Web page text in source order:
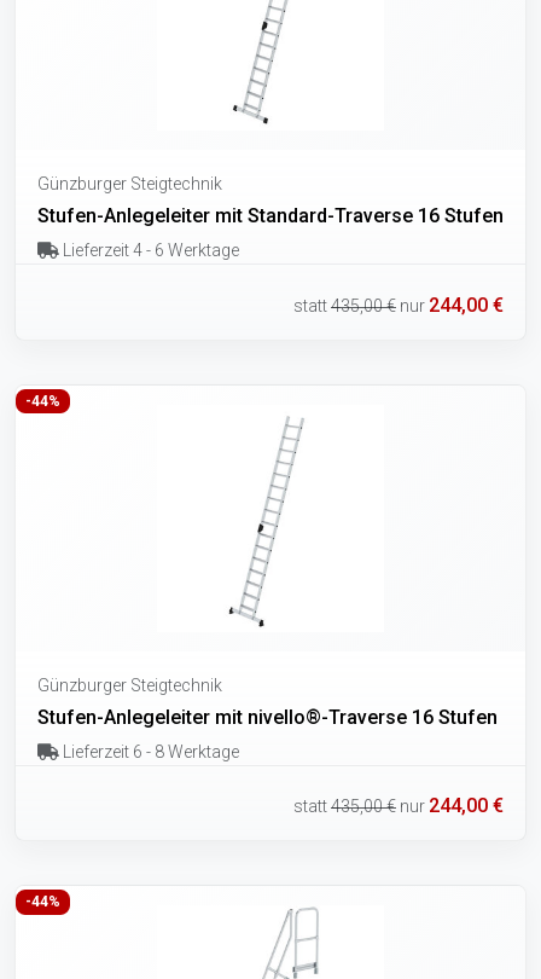
Günzburger Steigtechnik
Stufen-Anlegeleiter mit Standard-Traverse 16 Stufen
Lieferzeit 4 - 6 Werktage
statt435,00 € nur 244,00 €
-44%
Günzburger Steigtechnik
Stufen-Anlegeleiter mit nivello®-Traverse 16 Stufen
Lieferzeit 6 - 8 Werktage
statt435,00 € nur 244,00 €
-44%